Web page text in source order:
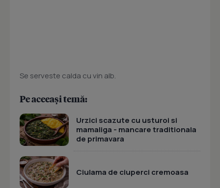
Se serveste calda cu vin alb.
Pe aceeași temă:
Urzici scazute cu usturoi si
mamaliga - mancare traditionala
de primavara
Ciulama de ciuperci cremoasa